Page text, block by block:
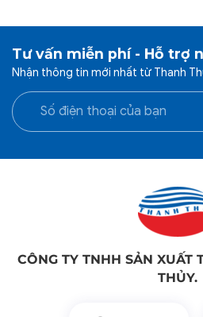
Tư vấn miễn phí - Hỗ trợ
Nhận thông tin mới nhất từ Thanh
CÔNG TY TNHH SẢN XUẤT
THỦY.